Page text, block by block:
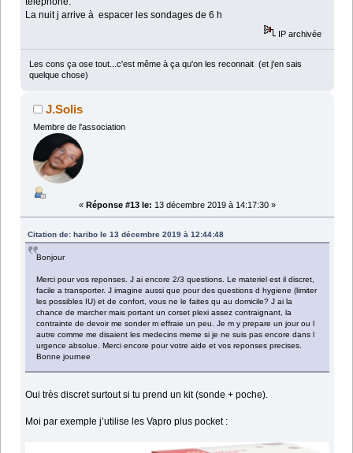
La nuit j arrive à espacer les sondages de 6 h
IP archivée
Les cons ça ose tout...c'est même à ça qu'on les reconnait (et j'en sais
quelque chose)
J.Solis
Membre de l'association
« Réponse #13 le: 13 décembre 2019 à 14:17:30 »
Citation de: haribo le 13 décembre 2019 à 12:44:48
Bonjour
Merci pour vos reponses. J ai encore 2/3 questions. Le materiel est il discret,
facile a transporter. J imagine aussi que pour des questions d hygiene (limiter
les possibles IU) et de confort, vous ne le faites qu au domicile? J ai la
chance de marcher mais portant un corset plexi assez contraignant, la
contrainte de devoir me sonder m effraie un peu. Je m y prepare un jour ou l
autre comme me disaient les medecins meme si je ne suis pas encore dans l
urgence absolue. Merci encore pour votre aide et vos reponses precises.
Bonne journee
Oui très discret surtout si tu prend un kit (sonde + poche).
Moi par exemple j’utilise les Vapro plus pocket :